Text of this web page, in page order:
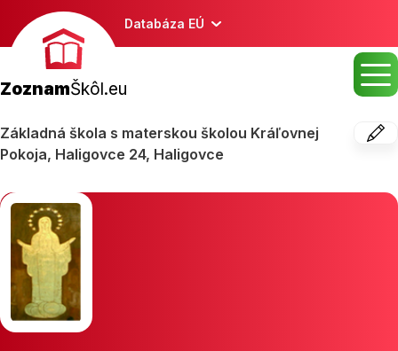
Databáza EÚ
ZoznamŠkôl.eu
Základná škola s materskou školou Kráľovnej
Pokoja, Haligovce 24, Haligovce